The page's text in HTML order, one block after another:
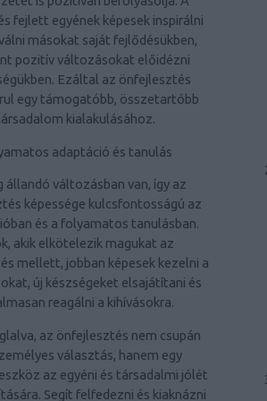
fejlett egyének képesek inspirálni
másokat saját fejlődésükben,
pozitív változásokat előidézni
Ezáltal az önfejlesztés
egy támogatóbb, összetartóbb
kialakulásához.
adaptáció és tanulás
állandó változásban van, így az
képessége kulcsfontosságú az
és a folyamatos tanulásban.
akik elkötelezik magukat az
mellett, jobban képesek kezelni a
új készségeket elsajátítani és
reagálni a kihívásokra.
az önfejlesztés nem csupán
választás, hanem egy
az egyéni és társadalmi jólét
Segít felfedezni és kiaknázni